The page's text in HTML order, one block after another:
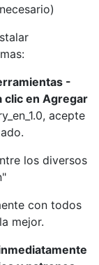
-
clic en Agregar
acepte
los diversos
con todos
mejor.